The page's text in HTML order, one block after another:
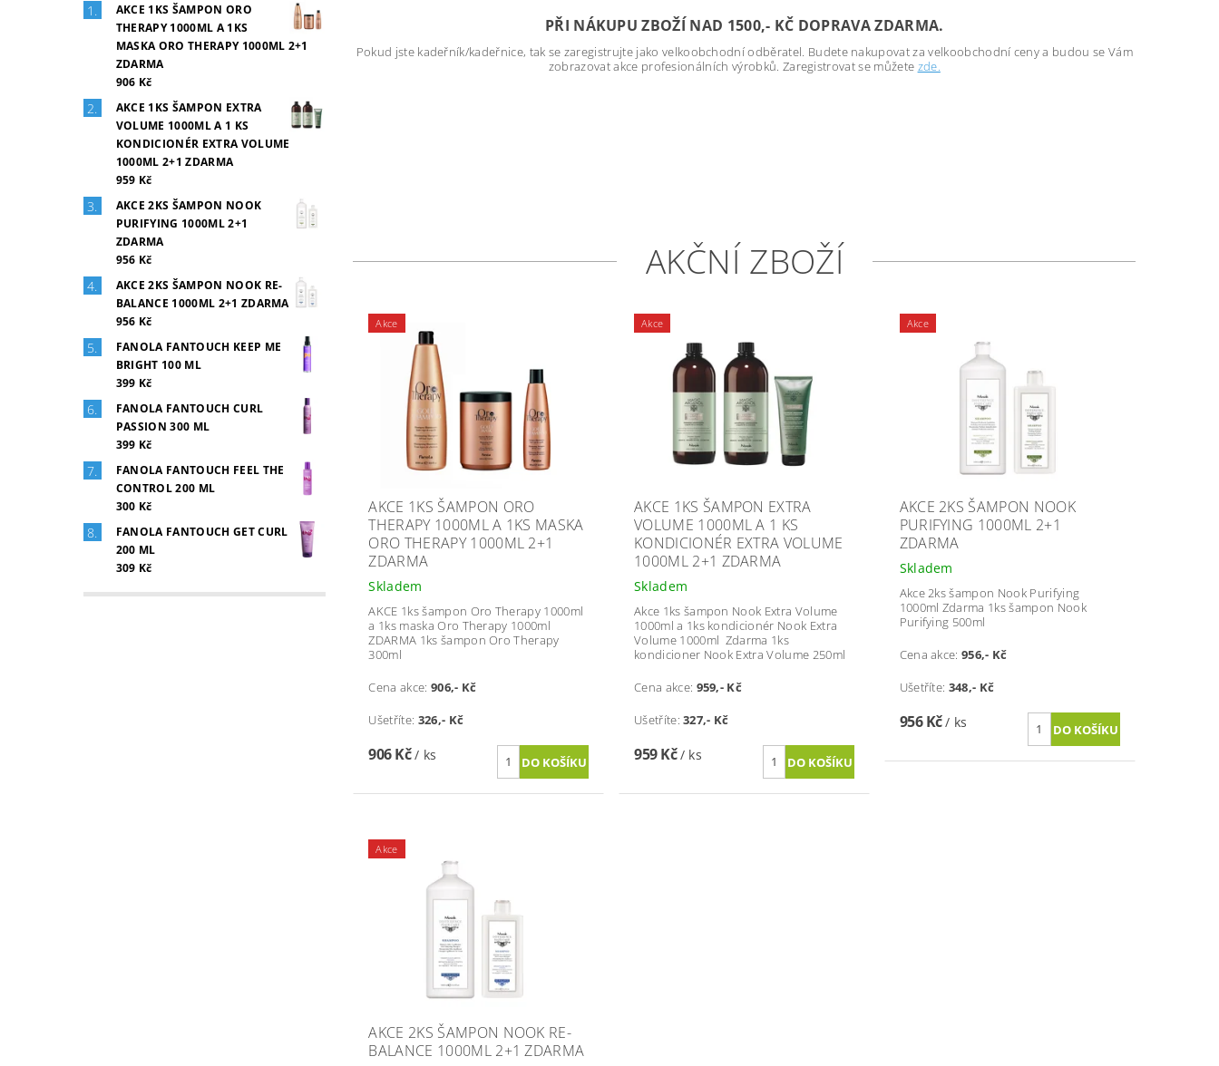
AKCE 1KS ŠAMPON ORO
THERAPY 1000ML A 1KS
MASKA ORO THERAPY 1000ML 2+1
ZDARMA
906 Kč
AKCE 1KS ŠAMPON EXTRA
VOLUME 1000ML A 1 KS
KONDICIONÉR EXTRA VOLUME
1000ML 2+1 ZDARMA
959 Kč
AKCE 2KS ŠAMPON NOOK
PURIFYING 1000ML 2+1
ZDARMA
956 Kč
AKCE 2KS ŠAMPON NOOK RE-
BALANCE 1000ML 2+1 ZDARMA
956 Kč
FANOLA FANTOUCH KEEP ME
BRIGHT 100 ML
399 Kč
FANOLA FANTOUCH CURL
PASSION 300 ML
399 Kč
FANOLA FANTOUCH FEEL THE
CONTROL 200 ML
300 Kč
FANOLA FANTOUCH GET CURL
200 ML
309 Kč
PŘI NÁKUPU ZBOŽÍ NAD 1500,- KČ DOPRAVA ZDARMA.
Pokud jste kadeřník/kadeřnice, tak se zaregistrujte jako velkoobchodní odběratel. Budete nakupovat za velkoobchodní ceny a budou se Vám
zobrazovat akce profesionálních výrobků. Zaregistrovat se můžete zde.
AKČNÍ ZBOŽÍ
Akce
AKCE 1KS ŠAMPON ORO
THERAPY 1000ML A 1KS MASKA
ORO THERAPY 1000ML 2+1
ZDARMA
Skladem
AKCE 1ks šampon Oro Therapy 1000ml
a 1ks maska Oro Therapy 1000ml
ZDARMA 1ks šampon Oro Therapy
300ml
Cena akce: 906,- Kč
Ušetříte: 326,- Kč
906 Kč/ ks
Akce
AKCE 1KS ŠAMPON EXTRA
VOLUME 1000ML A 1 KS
KONDICIONÉR EXTRA VOLUME
1000ML 2+1 ZDARMA
Skladem
Akce 1ks šampon Nook Extra Volume
1000ml a 1ks kondicionér Nook Extra
Volume 1000ml Zdarma 1ks
kondicioner Nook Extra Volume 250ml
Cena akce: 959,- Kč
Ušetříte:327,- Kč
959 Kč/ ks
Akce
AKCE 2KS ŠAMPON NOOK
PURIFYING 1000ML 2+1
ZDARMA
Skladem
Akce 2ks šampon Nook Purifying
1000ml Zdarma 1ks šampon Nook
Purifying 500ml
Cena akce:956,- Kč
Ušetříte: 348,- Kč
956 Kč/ ks
Akce
AKCE 2KS ŠAMPON NOOK RE-
BALANCE 1000ML 2+1 ZDARMA